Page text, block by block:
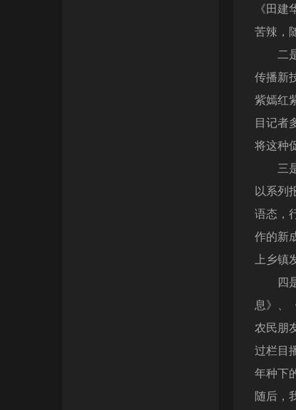
《田
苦辣，
二是
传播新
紫嫣红
目记者
将这种
三是
以系列
语态，
作的新
上乡镇
四是
息》、
农民朋
过栏目
年种下
随后，